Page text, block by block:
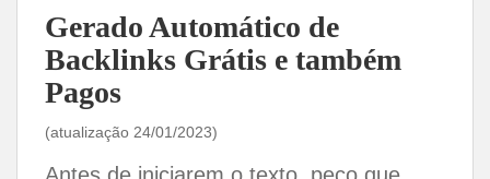
b
o
o
t
e
r
e
d
e
r
l
s
A
e
Gerado Automático de
Backlinks Grátis e também
Pagos
(atualização 24/01/2023)